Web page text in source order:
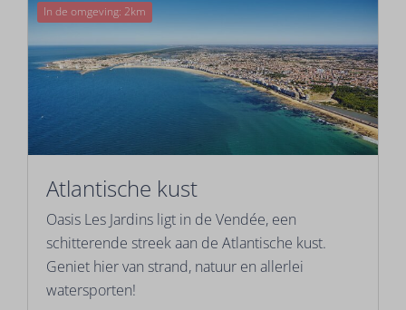
In de omgeving: 2km
Atlantische kust
Oasis Les Jardins ligt in de Vendée, een
schitterende streek aan de Atlantische kust.
Geniet hier van strand, natuur en allerlei
watersporten!